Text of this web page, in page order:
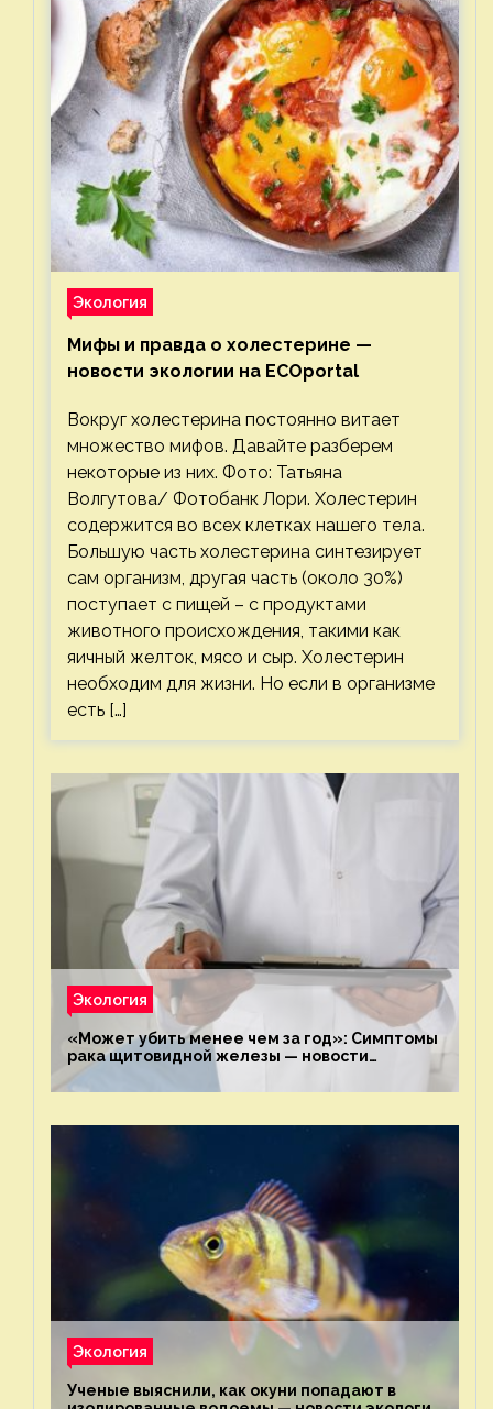
Экология
Мифы и правда о холестерине —
новости экологии на ECOportal
Вокруг холестерина постоянно витает
множество мифов. Давайте разберем
некоторые из них. Фото: Татьяна
Волгутова/ Фотобанк Лори. Холестерин
содержится во всех клетках нашего тела.
Большую часть холестерина синтезирует
сам организм, другая часть (около 30%)
поступает с пищей – с продуктами
животного происхождения, такими как
яичный желток, мясо и сыр. Холестерин
необходим для жизни. Но если в организме
есть […]
Экология
«Может убить менее чем за год»: Симптомы
рака щитовидной железы — новости
экологии на ECOportal
Экология
Ученые выяснили, как окуни попадают в